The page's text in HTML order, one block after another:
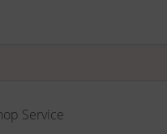
Service